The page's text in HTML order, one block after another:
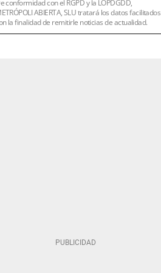
conformidad con el RGPD y la LOPDGDD,
ABIERTA, SLU tratará los datos facilitados
la finalidad de remitirle noticias de actualidad.